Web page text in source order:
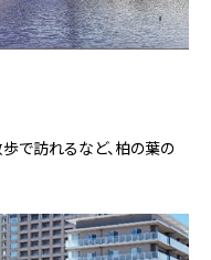
で訪れるなど、柏の葉の